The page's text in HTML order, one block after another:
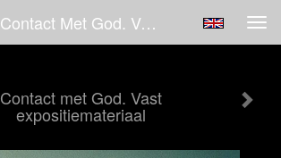
Monica Maat - Contact Met God. Vast Expositiemateriaal
Contact met God. Vast
expositiemateriaal